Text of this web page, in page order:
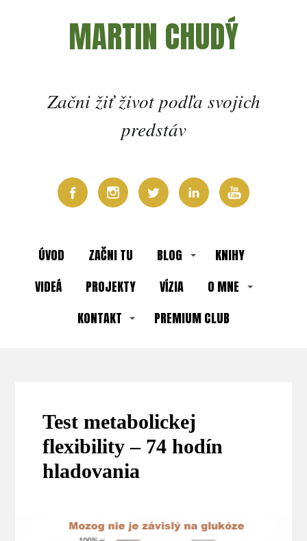
MARTIN CHUDÝ
Začni žiť život podľa svojich
predstáv
ÚVOD ZAČNI TU BLOG
KNIHY
VIDEÁ
PROJEKTY VÍZIA
O MNE
KONTAKT
PREMIUM CLUB
Test metabolickej
flexibility – 74 hodín
hladovania